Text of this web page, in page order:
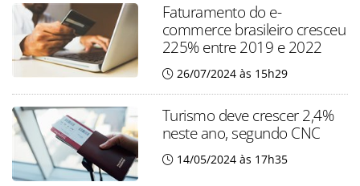
Faturamento do e-
commerce brasileiro cresceu
225% entre 2019 e 2022
26/07/2024 às 15h29
Turismo deve crescer 2,4%
neste ano, segundo CNC
14/05/2024 às 17h35